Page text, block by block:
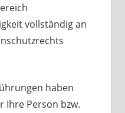
vollständig an
haben
Ihre Person bzw.